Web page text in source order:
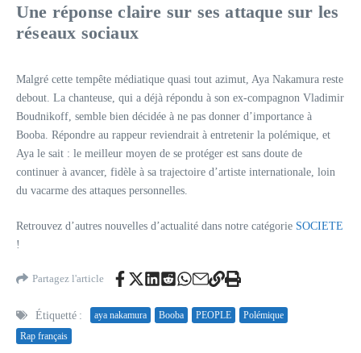
Une réponse claire sur ses attaque sur les
réseaux sociaux
Malgré cette tempête médiatique quasi tout azimut, Aya Nakamura reste
debout. La chanteuse, qui a déjà répondu à son ex-compagnon Vladimir
Boudnikoff, semble bien décidée à ne pas donner d’importance à
Booba. Répondre au rappeur reviendrait à entretenir la polémique, et
Aya le sait : le meilleur moyen de se protéger est sans doute de
continuer à avancer, fidèle à sa trajectoire d’artiste internationale, loin
du vacarme des attaques personnelles.
Retrouvez d’autres nouvelles d’actualité dans notre catégorie SOCIETE
!
Partagez l'article
Étiquetté : aya nakamura Booba PEOPLE
Polémique
Rap français